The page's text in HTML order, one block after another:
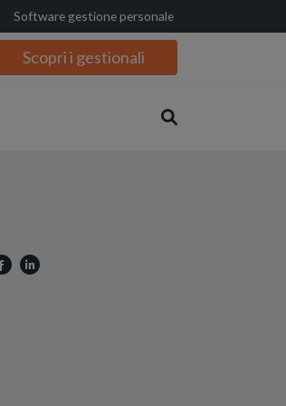
Software gestione personale
Scopri i gestionali